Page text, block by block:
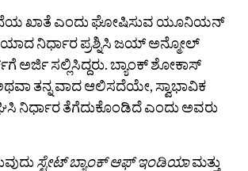
ಖಾತೆ ಎಂದು ಘೋಷಿಸುವ ಯೂನಿಯನ್
ನಿರ್ಧಾರ ಪ್ರಶ್ನಿಸಿ ಜಯ್‌ ಅನ್ಮೋಲ್‌
ಅರ್ಜಿ ಸಲ್ಲಿಸಿದ್ದರು. ಬ್ಯಾಂಕ್ ಶೋಕಾಸ್
ತನ್ನ ವಾದ ಆಲಿಸದೆಯೇ, ಸ್ವಾಭಾವಿಕ
ನಿರ್ಧಾರ ತೆಗೆದುಕೊಂಡಿದೆ ಎಂದು ಅವರು
ಸ್ಟೇಟ್‌ ಬ್ಯಾಂಕ್‌ ಆಫ್‌ ಇಂಡಿಯಾಮತ್ತು